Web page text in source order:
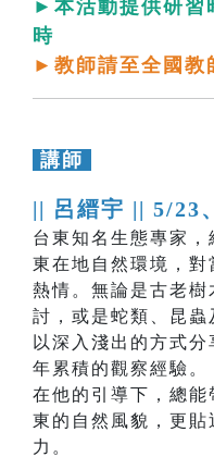
►本活動提供研習
時
►教師請至全國教
講師
|| 呂縉宇 || 5/23
台東知名生態專家
東在地自然環境，
熱情。無論是古老
討，或是蛇類、昆
以深入淺出的方式
年累積的觀察經驗。
在他的引導下，總能
東的自然風貌，更
力。